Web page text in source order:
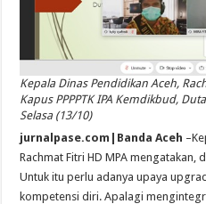
Kepala Dinas Pendidikan Aceh,
Kapus PPPPTK IPA Kemdikbud,
Selasa (13/10)
jurnalpase.com|Banda Aceh
Rachmat Fitri HD MPA mengatakan,
Untuk itu perlu adanya upaya
kompetensi diri. Apalagi